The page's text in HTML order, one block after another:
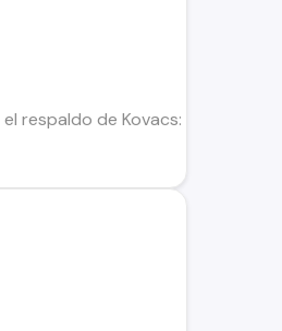
el respaldo de Kovacs: Este